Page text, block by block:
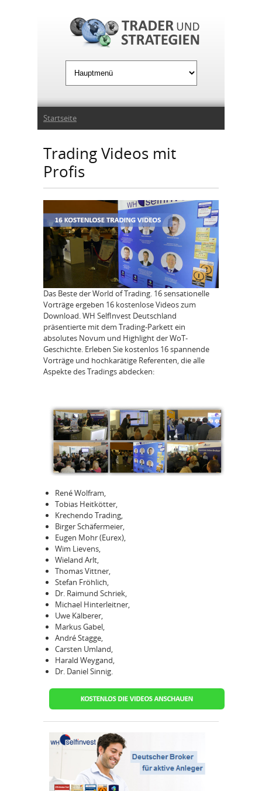
Sie sind hier
Startseite
Trading Videos mit
Profis
Das Beste der World of Trading. 16 sensationelle
Vorträge ergeben 16 kostenlose Videos zum
Download. WH SelfInvest Deutschland
präsentierte mit dem Trading-Parkett ein
absolutes Novum und Highlight der WoT-
Geschichte. Erleben Sie kostenlos 16 spannende
Vorträge und hochkarätige Referenten, die alle
Aspekte des Tradings abdecken:
René Wolfram,
Tobias Heitkötter,
Krechendo Trading,
Birger Schäfermeier,
Eugen Mohr (Eurex),
Wim Lievens,
Wieland Arlt,
Thomas Vittner,
Stefan Fröhlich,
Dr. Raimund Schriek,
Michael Hinterleitner,
Uwe Kälberer,
Markus Gabel,
André Stagge,
Carsten Umland,
Harald Weygand,
Dr. Daniel Sinnig.